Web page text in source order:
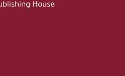
House